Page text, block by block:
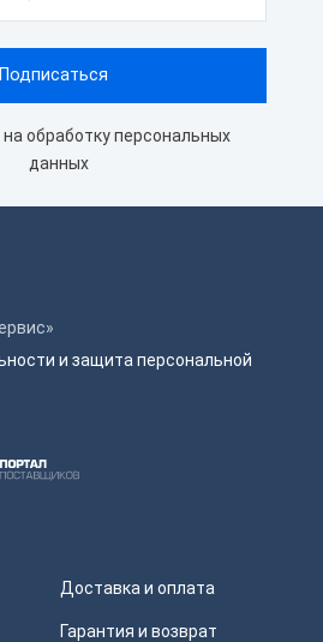
на обработку персональных
данных
и защита персональной
Доставка и оплата
Гарантия и возврат